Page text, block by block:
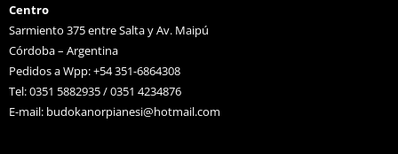
Centro
Sarmiento 375 entre Salta y Av. Maipú
Córdoba – Argentina
Pedidos a Wpp: +54 351-6864308
Tel: 0351 5882935 / 0351 4234876
E-mail: budokanorpianesi@hotmail.com